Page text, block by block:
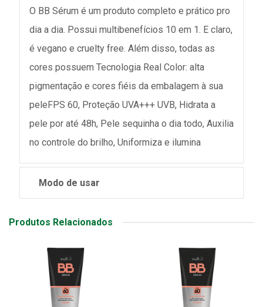
O BB Sérum é um produto completo e prático pro
dia a dia. Possui multibenefícios 10 em 1. E claro,
é vegano e cruelty free. Além disso, todas as
cores possuem Tecnologia Real Color: alta
pigmentação e cores fiéis da embalagem à sua
peleFPS 60, Proteção UVA+++ UVB, Hidrata a
pele por até 48h, Pele sequinha o dia todo, Auxilia
no controle do brilho, Uniformiza e ilumina
Modo de usar
Produtos Relacionados